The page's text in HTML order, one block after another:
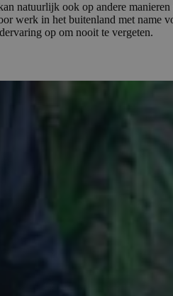
natuurlijk ook op andere
werk in het buitenland met name
op om nooit te vergeten.